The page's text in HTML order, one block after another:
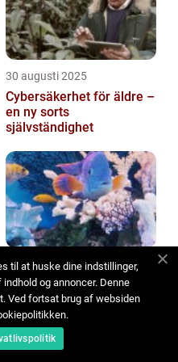
30 augusti 2025
Cybersäkerhet för äldre –
en ny sorts
självständighet
28 augusti 2025
De biomimetiska
undervattensdrönarna
som skyddar korallreven
til at huske dine indstillinger,
og annoncer. Denne
Ved fortsat brug af websiden